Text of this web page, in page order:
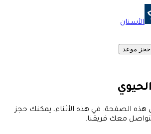
الأسنان
احجز موعد
هذه الصفحة. في هذه الأثناء، يمكنك حجز
معك فريقنا.